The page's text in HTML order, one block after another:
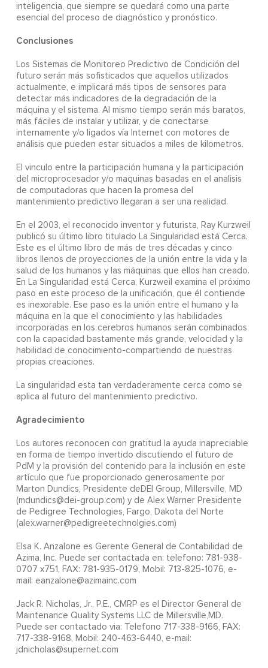
inteligencia, que siempre se quedará como una parte
esencial del proceso de diagnóstico y pronóstico.
Conclusiones
Los Sistemas de Monitoreo Predictivo de Condición del
futuro serán más sofisticados que aquellos utilizados
actualmente, e implicará más tipos de sensores para
detectar más indicadores de la degradación de la
máquina y el sistema. Al mismo tiempo serán más baratos,
más fáciles de instalar y utilizar, y de conectarse
internamente y/o ligados vía Internet con motores de
análisis que pueden estar situados a miles de kilometros.
El vinculo entre la participación humana y la participación
del microprocesador y/o maquinas basadas en el analisis
de computadoras que hacen la promesa del
mantenimiento predictivo llegaran a ser una realidad.
En el 2003, el reconocido inventor y futurista, Ray Kurzweil
publicó su último libro titulado La Singularidad está Cerca.
Este es el último libro de más de tres décadas y cinco
libros llenos de proyecciones de la unión entre la vida y la
salud de los humanos y las máquinas que ellos han creado.
En La Singularidad está Cerca, Kurzweil examina el próximo
paso en este proceso de la unificación, que él contiende
es inexorable. Ese paso es la unión entre el humano y la
máquina en la que el conocimiento y las habilidades
incorporadas en los cerebros humanos serán combinados
con la capacidad bastamente más grande, velocidad y la
habilidad de conocimiento-compartiendo de nuestras
propias creaciones.
La singularidad esta tan verdaderamente cerca como se
aplica al futuro del mantenimiento predictivo.
Agradecimiento
Los autores reconocen con gratitud la ayuda inapreciable
en forma de tiempo invertido discutiendo el futuro de
PdM y la provisión del contenido para la inclusión en este
artículo que fue proporcionado generosamente por
Marton Dundics, Presidente deDEI Group, Millersville, MD
(mdundics@dei-group.com) y de Alex Warner Presidente
de Pedigree Technologies, Fargo, Dakota del Norte
(alex.warner@pedigreetechnolgies.com)
Elsa K. Anzalone es Gerente General de Contabilidad de
Azima, Inc. Puede ser contactada en: telefono: 781-938-
0707 x751, FAX: 781-935-0179, Mobil: 713-825-1076, e-
mail: eanzalone@azimainc.com
Jack R. Nicholas, Jr., P.E., CMRP es el Director General de
Maintenance Quality Systems LLC de Millersville,MD.
Puede ser contactado via: Telefono 717-338-9166, FAX:
717-338-9168, Mobil: 240-463-6440, e-mail:
jdnicholas@supernet.com